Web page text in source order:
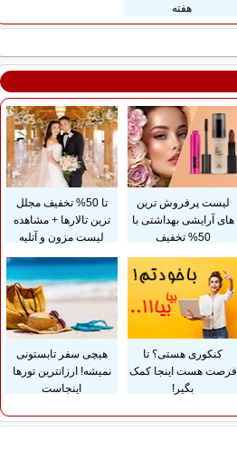
هفته
لیست پرفروش ترین
های آرایشی بهداشتی با
50% تخفیف
تا 50% تخفیف مجلل
ترین تالارها + مشاهده
لیست مزون و آتلیه
کنکوری هستی؟ تا
فرصت هست اینجا کمک
بگیر!
هیچی سفر تابستونی
نمیشه! ارزانترین تورها
اینجاست